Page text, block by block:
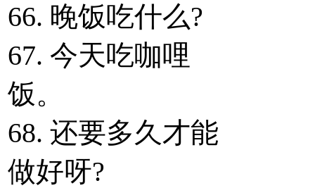
66. 晚饭吃什么?
67. 今天吃咖哩
饭。
68. 还要多久才能
做好呀?